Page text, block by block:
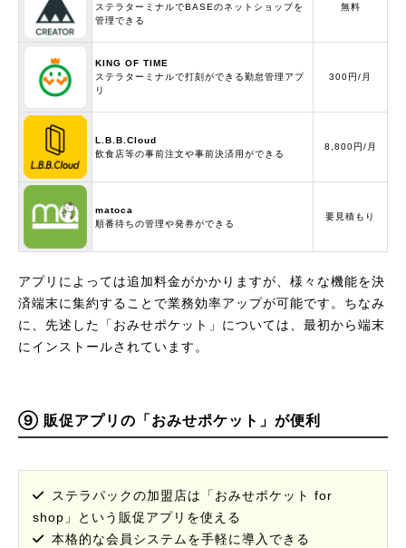
ステラターミナルでBASEのネットショップを
管理できる
無料
KING OF TIME
ステラターミナルで打刻ができる勤怠管理アプ
リ
300円/月
L.B.B.Cloud
飲食店等の事前注文や事前決済用ができる
8,800円/月
matoca
順番待ちの管理や発券ができる
要見積もり
アプリによっては追加料金がかかりますが、様々な機能を決
済端末に集約することで業務効率アップが可能です。ちなみ
に、先述した「おみせポケット」については、最初から端末
にインストールされています。
⑨ 販促アプリの「おみせポケット」が便利
ステラパックの加盟店は「おみせポケット for
shop」という販促アプリを使える
本格的な会員システムを手軽に導入できる